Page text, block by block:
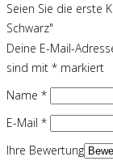
Seien Sie die erste
Schwarz"
Deine E-Mail-
sind mit * markiert
Name *
E-Mail *
Ihre Bewertung